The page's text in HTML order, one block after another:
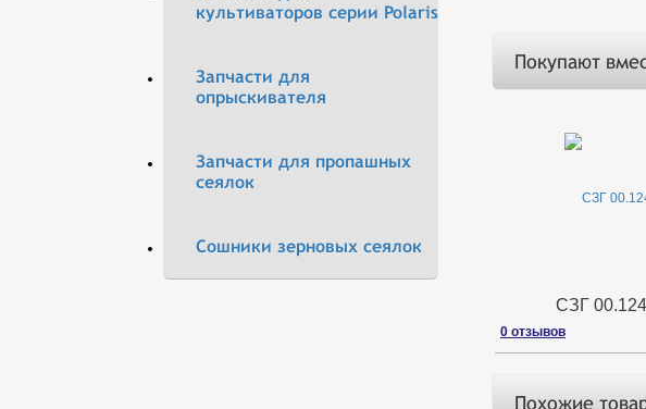
культиваторов серии Polaris
Запчасти для
опрыскивателя
Запчасти для пропашных
сеялок
Сошники зерновых сеялок
Покупают
СЗГ
0 отзывов
Похожие